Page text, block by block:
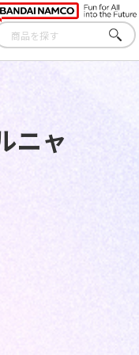
さが
す
ニャ